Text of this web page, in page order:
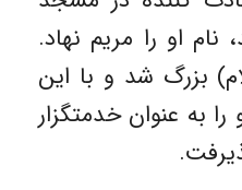
او را مریم نهاد.
بزرگ شد و با این
به عنوان خدمتگزار